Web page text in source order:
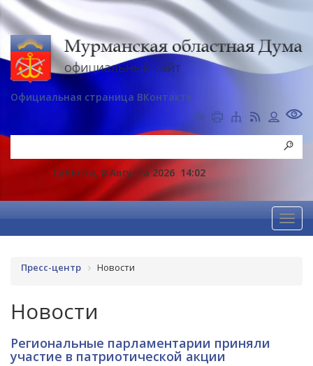
Официальная страница ВКонтакте
Суббота, 8 Августа 2026 14:02
Пресс-центр Новости
Новости
Региональные парламентарии приняли
участие в патриотической акции